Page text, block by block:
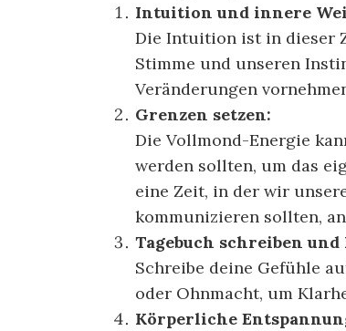
Intuition und innere
Die Intuition ist in dieser
Stimme und unseren
Veränderungen
Grenzen setzen:
Die Vollmond-Energie
werden sollten, um das
eine Zeit, in der wir
kommunizieren sollten,
Tagebuch schreiben und
Schreibe deine Gefühle
oder Ohnmacht, um
Körperliche